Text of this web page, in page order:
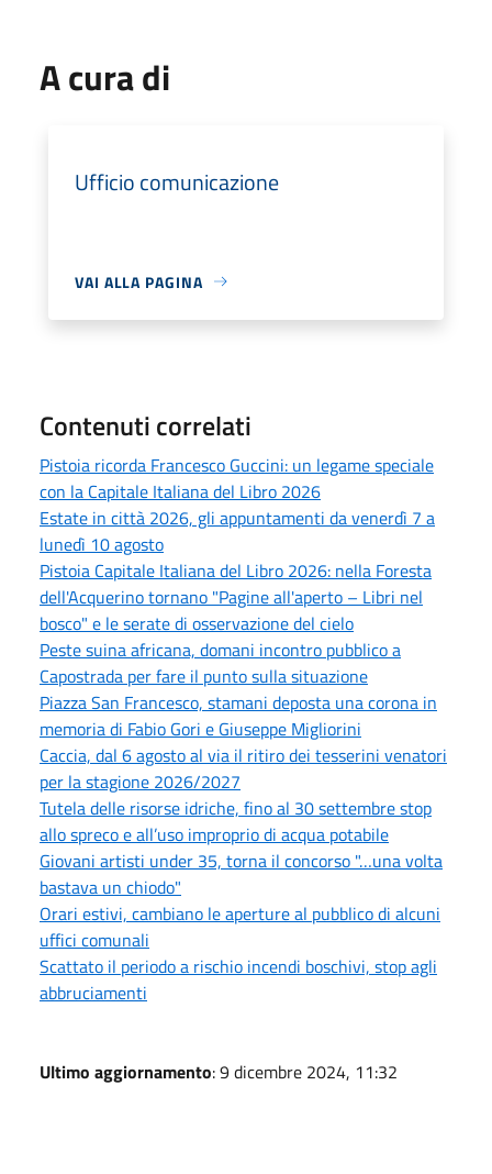
A cura di
Ufficio comunicazione
VAI ALLA PAGINA
Contenuti correlati
Pistoia ricorda Francesco Guccini: un legame speciale
con la Capitale Italiana del Libro 2026
Estate in città 2026, gli appuntamenti da venerdì 7 a
lunedì 10 agosto
Pistoia Capitale Italiana del Libro 2026: nella Foresta
dell'Acquerino tornano "Pagine all'aperto – Libri nel
bosco" e le serate di osservazione del cielo
Peste suina africana, domani incontro pubblico a
Capostrada per fare il punto sulla situazione
Piazza San Francesco, stamani deposta una corona in
memoria di Fabio Gori e Giuseppe Migliorini
Caccia, dal 6 agosto al via il ritiro dei tesserini venatori
per la stagione 2026/2027
Tutela delle risorse idriche, fino al 30 settembre stop
allo spreco e all’uso improprio di acqua potabile
Giovani artisti under 35, torna il concorso "…una volta
bastava un chiodo"
Orari estivi, cambiano le aperture al pubblico di alcuni
uffici comunali
Scattato il periodo a rischio incendi boschivi, stop agli
abbruciamenti
Ultimo aggiornamento: 9 dicembre 2024, 11:32